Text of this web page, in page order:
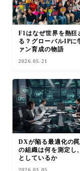
テクノロジー
BlueMeme
F1はなぜ世界を熱狂
る？グローバルIPに
ァン育成の物語
2026.05.21
DXが陥る最適化の
の組織は何を測定し
としているか
2026.03.05